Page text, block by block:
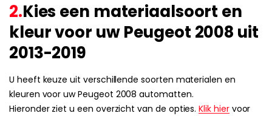
2.Kies een materiaalsoort en
kleur voor uw Peugeot 2008 uit
2013-2019
U heeft keuze uit verschillende soorten materialen en
kleuren voor uw Peugeot 2008 automatten.
Hieronder ziet u een overzicht van de opties.Klik hiervoor